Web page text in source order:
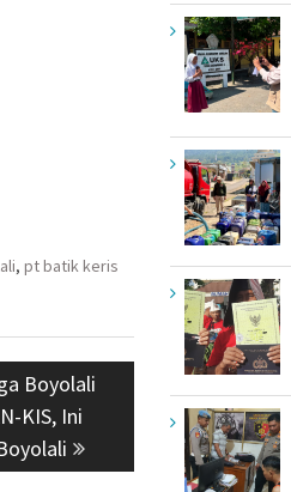
, pt batik keris
Boyolali
KIS, Ini